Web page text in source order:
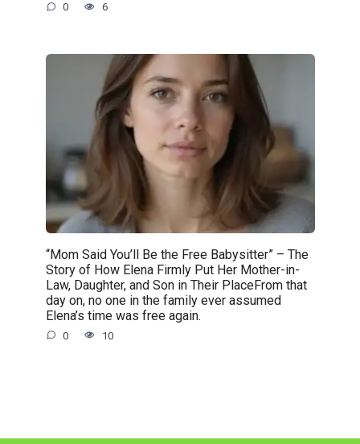
0 6
“Mom Said You’ll Be the Free Babysitter” – The
Story of How Elena Firmly Put Her Mother-in-
Law, Daughter, and Son in Their PlaceFrom that
day on, no one in the family ever assumed
Elena’s time was free again.
0 10